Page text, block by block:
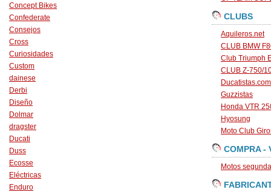
Concept Bikes
Confederate
Consejos
Cross
Curiosidades
Custom
dainese
Derbi
Diseño
Dolmar
dragster
Ducati
Duss
Ecosse
Eléctricas
Enduro
CLUBS
Aquileros.net
CLUB BMW
Club Triumph
CLUB Z-750/
Ducatistas.com
Guzzistas
Honda VTR
Hyosung
Moto Club
COMPRA -
Motos